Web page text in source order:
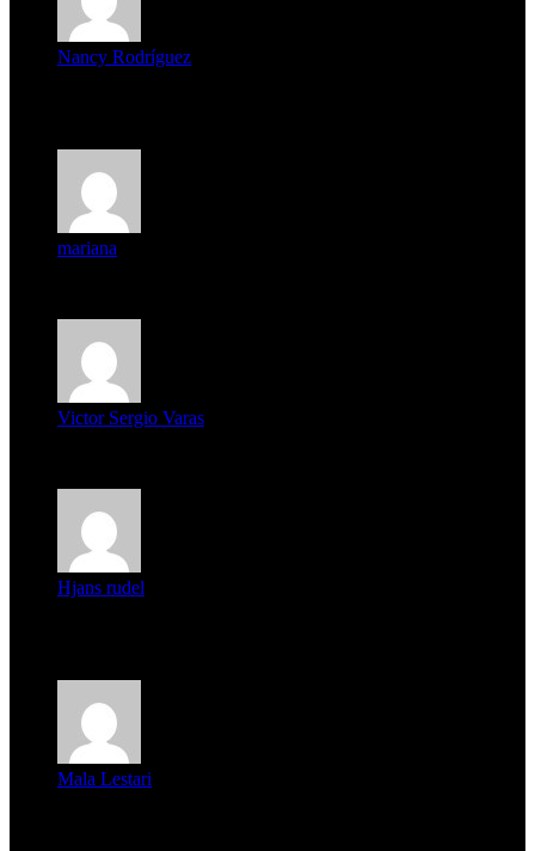
Nancy Rodríguez
mariana
Victor Sergio Varas
Hjans rudel
Mala Lestari